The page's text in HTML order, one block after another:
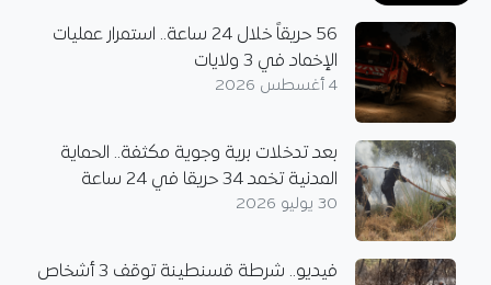
56 حريقاً خلال 24 ساعة.. استمرار عمليات
الإخماد في 3 ولايات
4 أغسطس 2026
بعد تدخلات برية وجوية مكثفة.. الحماية
المدنية تخمد 34 حريقا في 24 ساعة
30 يوليو 2026
فيديو.. شرطة قسنطينة توقف 3 أشخاص